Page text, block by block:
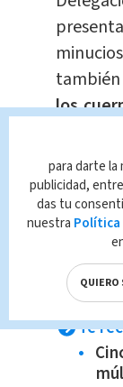
también
los
la
Las
hecho
quien
Te
para darte la
publicidad,
das tu
nuestra Política
QUIERO